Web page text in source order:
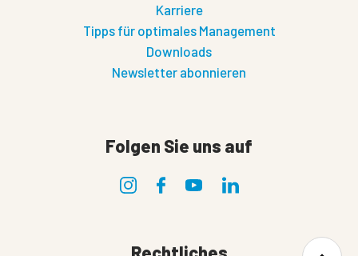
Karriere
Tipps für optimales Management
Downloads
Newsletter abonnieren
Folgen Sie uns auf